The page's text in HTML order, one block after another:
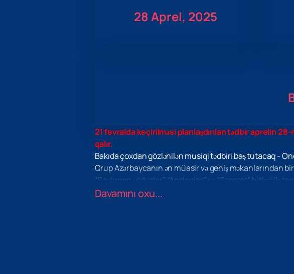
28 Aprel, 2025
21 fevralda keçirilməsi planlaşdırılan tədbir aprelin 28-
qalır.
Bakıda çoxdan gözlənilən musiqi tədbiri baş tutacaq -
Qrup Azərbaycanın ən müasir və geniş məkanlarından
“Saylanan ulduzlar”, “Apologize” və “Secrets” hitləri ilə
unudulmaz şou. Onların ifaları həmişə yüksək səs
Davamını oxu...